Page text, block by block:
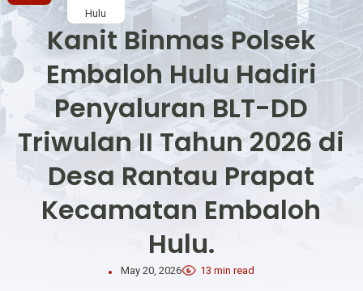
Hulu
Kanit Binmas Polsek
Embaloh Hulu Hadiri
Penyaluran BLT-DD
Triwulan II Tahun 2026 di
Desa Rantau Prapat
Kecamatan Embaloh
Hulu.
May 20, 2026 13 min read